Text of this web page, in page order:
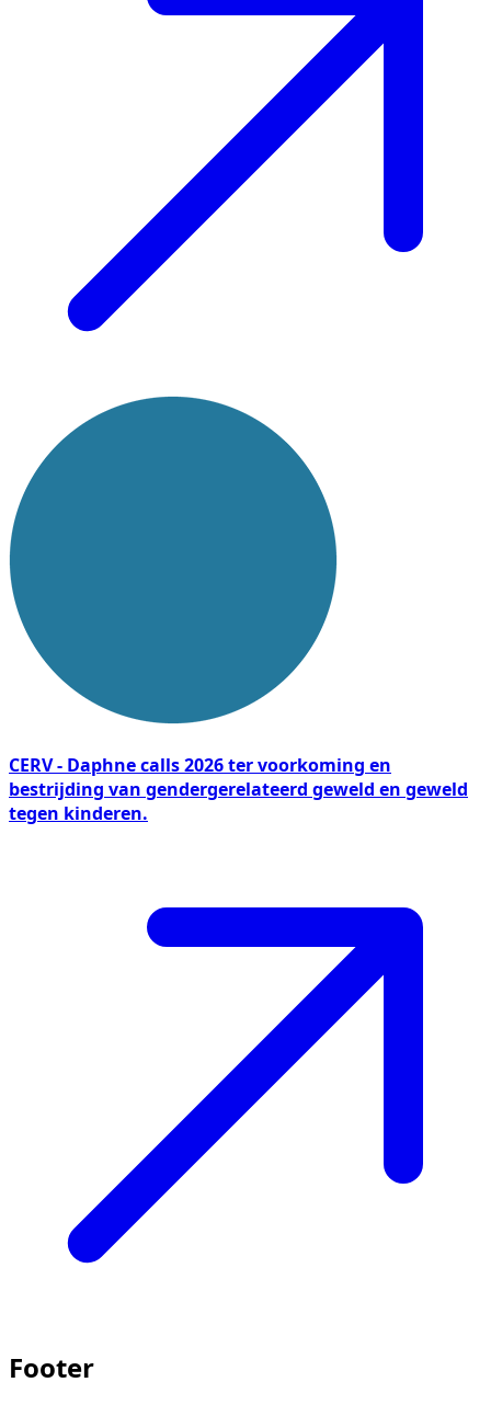
CERV - Daphne calls 2026 ter voorkoming en
bestrijding van gendergerelateerd geweld en geweld
tegen kinderen.
Footer